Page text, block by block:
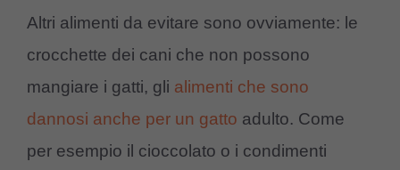
Altri alimenti da evitare sono ovviamente: le
crocchette dei cani che non possono
mangiare i gatti, gli alimenti che sono
dannosi anche per un gatto adulto. Come
per esempio il cioccolato o i condimenti